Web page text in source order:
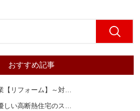
おすすめ記事
【リフォーム】～対
しい高断熱住宅のス